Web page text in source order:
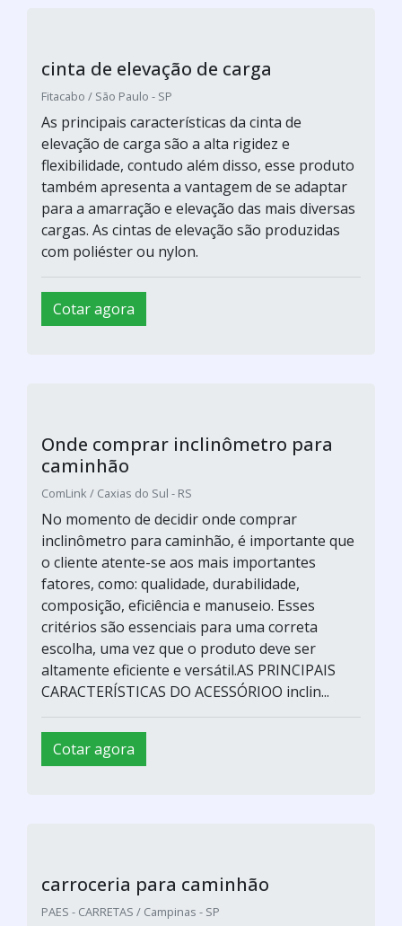
cinta de elevação de carga
Fitacabo / São Paulo - SP
As principais características da cinta de
elevação de carga são a alta rigidez e
flexibilidade, contudo além disso, esse produto
também apresenta a vantagem de se adaptar
para a amarração e elevação das mais diversas
cargas. As cintas de elevação são produzidas
com poliéster ou nylon.
Cotar agora
Onde comprar inclinômetro para
caminhão
ComLink / Caxias do Sul - RS
No momento de decidir onde comprar
inclinômetro para caminhão, é importante que
o cliente atente-se aos mais importantes
fatores, como: qualidade, durabilidade,
composição, eficiência e manuseio. Esses
critérios são essenciais para uma correta
escolha, uma vez que o produto deve ser
altamente eficiente e versátil.AS PRINCIPAIS
CARACTERÍSTICAS DO ACESSÓRIOO inclin...
Cotar agora
carroceria para caminhão
PAES - CARRETAS / Campinas - SP